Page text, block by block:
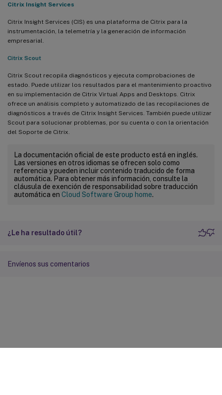
Citrix Insight Services
Citrix Insight Services (CIS) es una plataforma de Citrix para la
instrumentación, la telemetría y la generación de información
empresarial.
Citrix Scout
Citrix Scout recopila diagnósticos y ejecuta comprobaciones de
estado. Puede utilizar los resultados para el mantenimiento proactivo
en su implementación de Citrix Virtual Apps and Desktops. Citrix
ofrece un análisis completo y automatizado de las recopilaciones de
diagnósticos a través de Citrix Insight Services. También puede utilizar
Scout para solucionar problemas, por su cuenta o con la orientación
del Soporte de Citrix.
La documentación oficial de este producto está en inglés.
Las versiones en otros idiomas se ofrecen solo como
referencia y pueden incluir contenido traducido de forma
automática. Para obtener más información, consulte la
cláusula de exención de responsabilidad sobre traducción
automática en Cloud Software Group home.
¿Le ha resultado útil?
Envíenos sus comentarios